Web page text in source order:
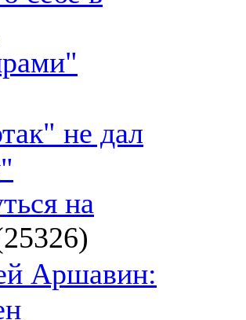
не дал
на
Аршавин: